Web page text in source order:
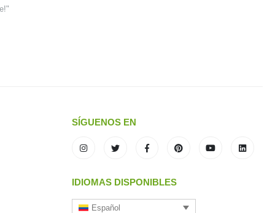
SÍGUENOS EN
IDIOMAS DISPONIBLES
Español